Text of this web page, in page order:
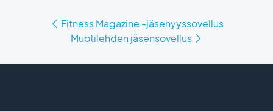
Fitness Magazine -jäsenyyssovellus
Muotilehden jäsensovellus